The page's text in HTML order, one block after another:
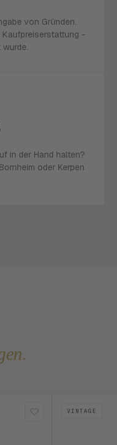
von Gründen.
-
in der Hand halten?
oder Kerpen
VINTAGE